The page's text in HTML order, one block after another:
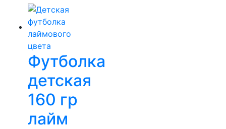
Футболка
детская
160 гр
лайм